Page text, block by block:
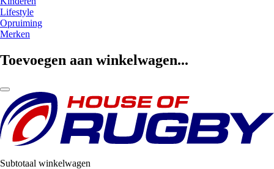
Lifestyle
Opruiming
Merken
Toevoegen aan winkelwagen...
Subtotaal winkelwagen